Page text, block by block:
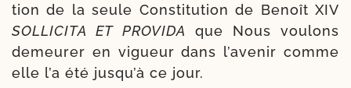
tion de la seule Constitu­tion de Benoît XIV
SOLLICITA ET PROVIDA
que Nous vou­lons
demeu­rer en vigueur dans l’a­ve­nir comme
elle l’a été jusqu’à ce jour.